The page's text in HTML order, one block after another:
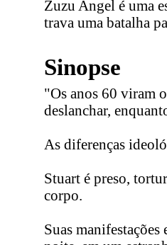
Zuzu Angel é uma
trava uma batalha
Sinopse
"Os anos 60 viram
deslanchar,
As diferenças
Stuart é preso,
corpo.
Suas